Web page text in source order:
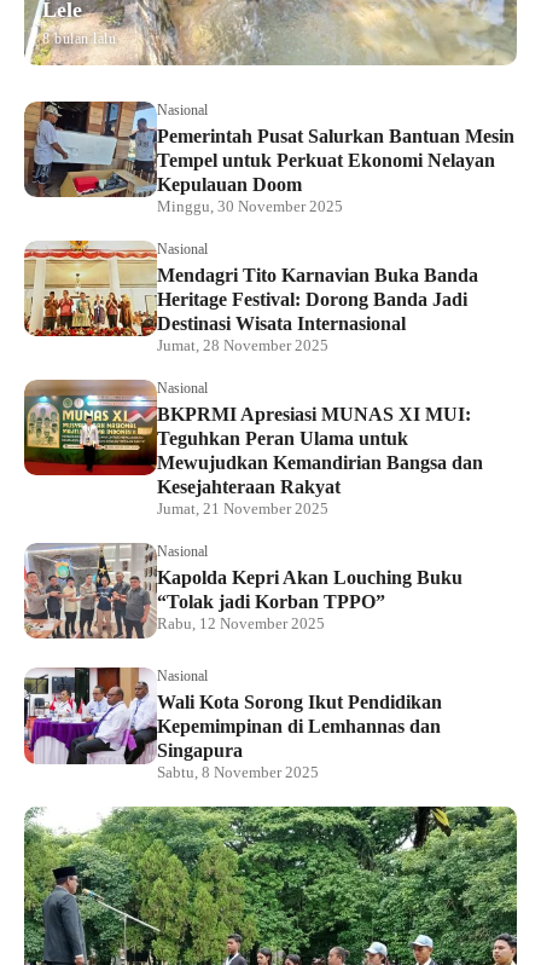
Lele
8 bulan lalu
Nasional
Pemerintah Pusat Salurkan Bantuan Mesin
Tempel untuk Perkuat Ekonomi Nelayan
Kepulauan Doom
Minggu, 30 November 2025
Nasional
Mendagri Tito Karnavian Buka Banda
Heritage Festival: Dorong Banda Jadi
Destinasi Wisata Internasional
Jumat, 28 November 2025
Nasional
BKPRMI Apresiasi MUNAS XI MUI:
Teguhkan Peran Ulama untuk
Mewujudkan Kemandirian Bangsa dan
Kesejahteraan Rakyat
Jumat, 21 November 2025
Nasional
Kapolda Kepri Akan Louching Buku
“Tolak jadi Korban TPPO”
Rabu, 12 November 2025
Nasional
Wali Kota Sorong Ikut Pendidikan
Kepemimpinan di Lemhannas dan
Singapura
Sabtu, 8 November 2025